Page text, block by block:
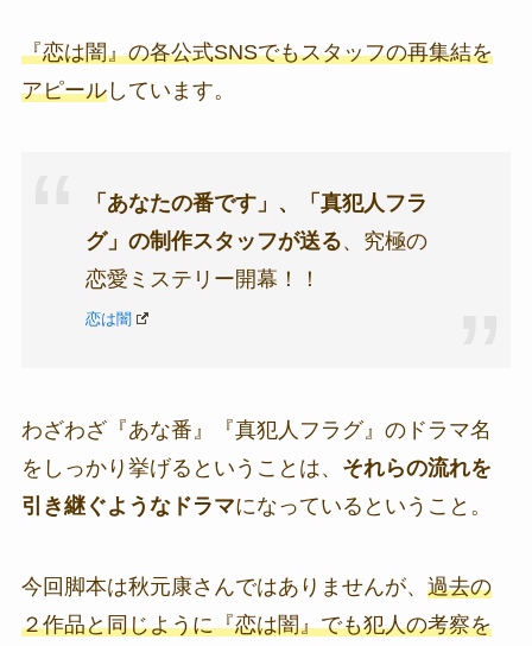
『恋は闇』の各公式SNSでもスタッフの再集結を
アピールしています。
「あなたの番です」、「真犯人フラ
グ」の制作スタッフが送る、究極の
恋愛ミステリー開幕！！
恋は闇
わざわざ『あな番』『真犯人フラグ』のドラマ名
をしっかり挙げるということは、 それらの流れを
引き継ぐようなドラマになっているということ。
今回脚本は秋元康さんではありませんが、 過去の
２作品と同じように『恋は闇』でも犯人の考察を